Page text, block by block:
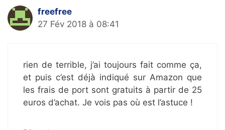
freefree
27 Fév 2018 à 08:41
rien de terrible, j’ai toujours fait comme ça,
et puis c’est déjà indiqué sur Amazon que
les frais de port sont gratuits à partir de 25
euros d’achat. Je vois pas où est l’astuce !